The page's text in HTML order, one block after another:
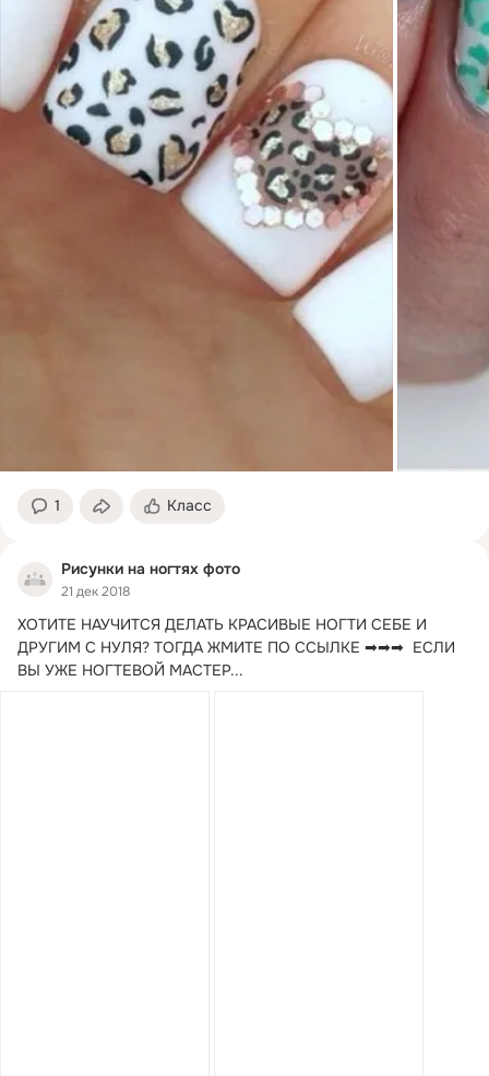
1 Класс
Рисунки на ногтях фото
21 дек 2018
ХОТИТЕ НАУЧИТСЯ ДЕЛАТЬ КРАСИВЫЕ НОГТИ СЕБЕ И
ДРУГИМ С НУЛЯ? ТОГДА ЖМИТЕ ПО ССЫЛКЕ ➡➡➡  ЕСЛИ
ВЫ УЖЕ НОГТЕВОЙ МАСТЕР...